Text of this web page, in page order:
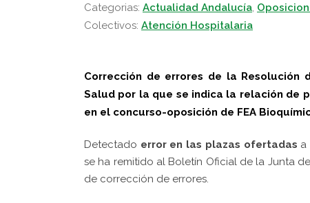
Categorias: Actualidad Andalucía
Colectivos: Atención Hospitalaria
Corrección de errores de la Resolución
Salud por la que se indica la relación de
en el concurso-oposición de FEA
Detectado error en las plazas ofertadas a
se ha remitido al Boletín Oficial de la Junta
de corrección de errores.